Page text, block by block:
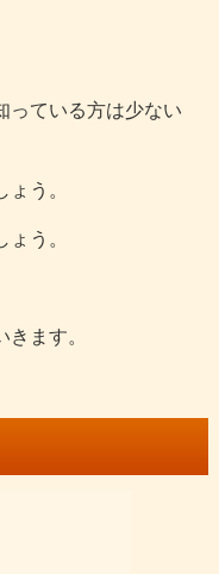
っている方は少ない
う。
う。
ます。